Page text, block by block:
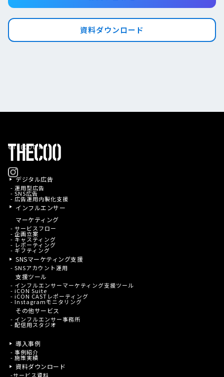
資料ダウンロード
デジタル広告
- 運用型広告
- SNS広告
- 広告運用内製化支援
インフルエンサー
マーケティング
- サービスフロー
- 企画立案
- キャスティング
- レポーティング
- ギフティング
SNSマーケティング支援
- SNSアカウント運用
支援ツール
- インフルエンサーマーケティング支援ツール
- iCON Suite
- iCON CASTレポーティング
- Instagramモニタリング
その他サービス
- インフルエンサー事務所
- 配信用スタジオ
導入事例
- 事例紹介
- 施策実績
資料ダウンロード
-サービス資料
©THECOO Inc.